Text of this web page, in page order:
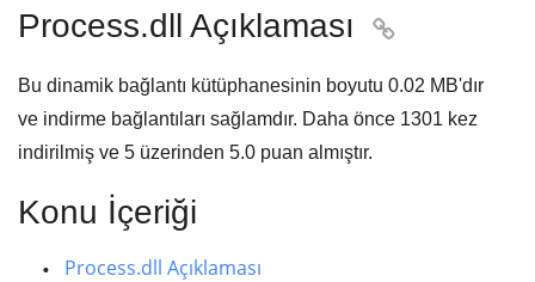
Process.dll Açıklaması 
Bu dinamik bağlantı kütüphanesinin boyutu 0.02 MB'dır
ve indirme bağlantıları sağlamdır. Daha önce 1301 kez
indirilmiş ve 5 üzerinden 5.0 puan almıştır.
Konu İçeriği
Process.dll Açıklaması